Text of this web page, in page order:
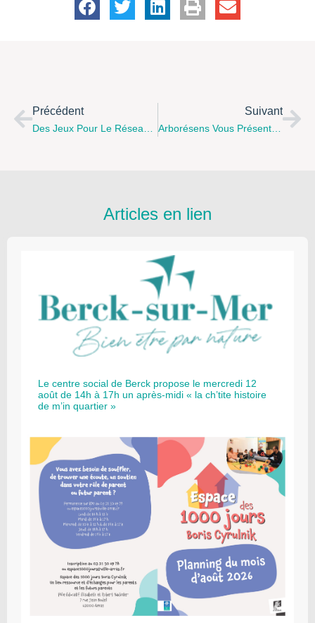
Précédent
Des Jeux Pour Le Réseau Parentalité 62
Suivant
Arborésens Vous Présente Son Nouveau Panel D'ateliers Parentaux
Articles en lien
Le centre social de Berck propose le mercredi 12
août de 14h à 17h un après-midi « la ch’tite histoire
de m’in quartier »